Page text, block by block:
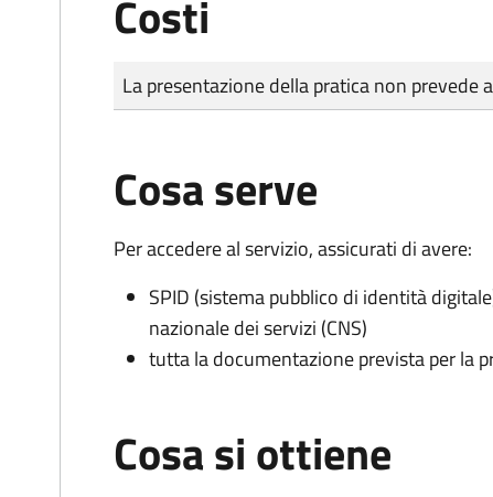
Costi
Tipo di pagamento
Importo
La presentazione della pratica non prevede
Cosa serve
Per accedere al servizio, assicurati di avere:
SPID (sistema pubblico di identità
nazionale dei servizi (CNS)
tutta la documentazione prevista per la
Cosa si ottiene